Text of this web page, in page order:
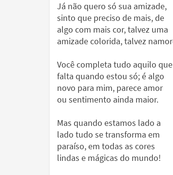
Já não quero só sua amizade,
sinto que preciso de mais, de
algo com mais cor, talvez uma
amizade colorida, talvez
Você completa tudo aquilo que
falta quando estou só; é algo
novo para mim, parece amor
ou sentimento ainda maior.
Mas quando estamos lado a
lado tudo se transforma em
paraíso, em todas as cores
lindas e mágicas do mundo!